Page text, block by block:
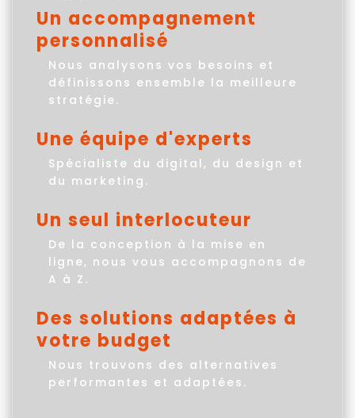
Un accompagnement
personnalisé
Nous analysons vos besoins et
définissons ensemble la meilleure
stratégie.
Une équipe d'experts
Spécialiste du digital, du design et
du marketing.
Un seul interlocuteur
De la conception à la mise en
ligne, nous vous accompagnons de
A à Z.
Des solutions adaptées à
votre budget
Nous trouvons des alternatives
performantes et adaptées.